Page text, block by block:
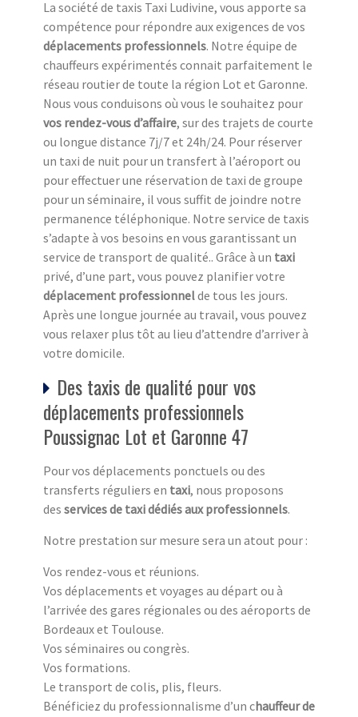
La société de taxis Taxi Ludivine, vous apporte sa
compétence pour répondre aux exigences de vos
déplacements professionnels. Notre équipe de
chauffeurs expérimentés connait parfaitement le
réseau routier de toute la région Lot et Garonne.
Nous vous conduisons où vous le souhaitez pour
vos rendez-vous d’affaire, sur des trajets de courte
ou longue distance 7j/7 et 24h/24. Pour réserver
un taxi de nuit pour un transfert à l’aéroport ou
pour effectuer une réservation de taxi de groupe
pour un séminaire, il vous suffit de joindre notre
permanence téléphonique. Notre service de taxis
s’adapte à vos besoins en vous garantissant un
service de transport de qualité.. Grâce à un taxi
privé, d’une part, vous pouvez planifier votre
déplacement professionnelde tous les jours.
Après une longue journée au travail, vous pouvez
vous relaxer plus tôt au lieu d’attendre d’arriver à
votre domicile.
Des taxis de qualité pour vos
déplacements professionnels
Poussignac Lot et Garonne 47
Pour vos déplacements ponctuels ou des
transferts réguliers en taxi, nous proposons
des services de taxi dédiés aux professionnels.
Notre prestation sur mesure sera un atout pour :
Vos rendez-vous et réunions.
Vos déplacements et voyages au départ ou à
l’arrivée des gares régionales ou des aéroports de
Bordeaux et Toulouse.
Vos séminaires ou congrès.
Vos formations.
Le transport de colis, plis, fleurs.
Bénéficiez du professionnalisme d’un chauffeur de